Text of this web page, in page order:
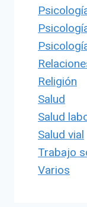
Religión
Salud
Salud
Salud vial
Trabajo
Varios